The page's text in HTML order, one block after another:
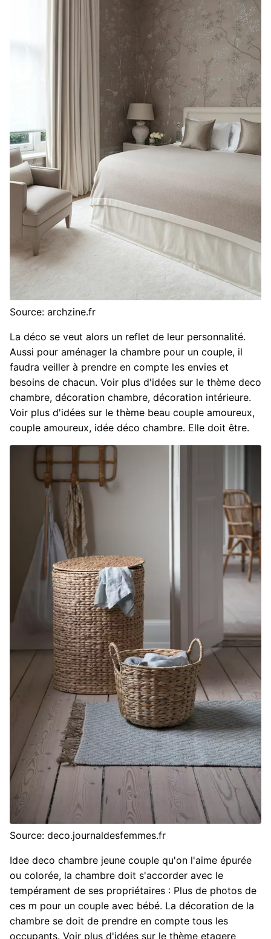
Source: archzine.fr
La déco se veut alors un reflet de leur personnalité.
Aussi pour aménager la chambre pour un couple, il
faudra veiller à prendre en compte les envies et
besoins de chacun. Voir plus d'idées sur le thème deco
chambre, décoration chambre, décoration intérieure.
Voir plus d'idées sur le thème beau couple amoureux,
couple amoureux, idée déco chambre. Elle doit être.
Source: deco.journaldesfemmes.fr
Idee deco chambre jeune couple qu'on l'aime épurée
ou colorée, la chambre doit s'accorder avec le
tempérament de ses propriétaires : Plus de photos de
ces m pour un couple avec bébé. La décoration de la
chambre se doit de prendre en compte tous les
occupants. Voir plus d'idées sur le thème etagere